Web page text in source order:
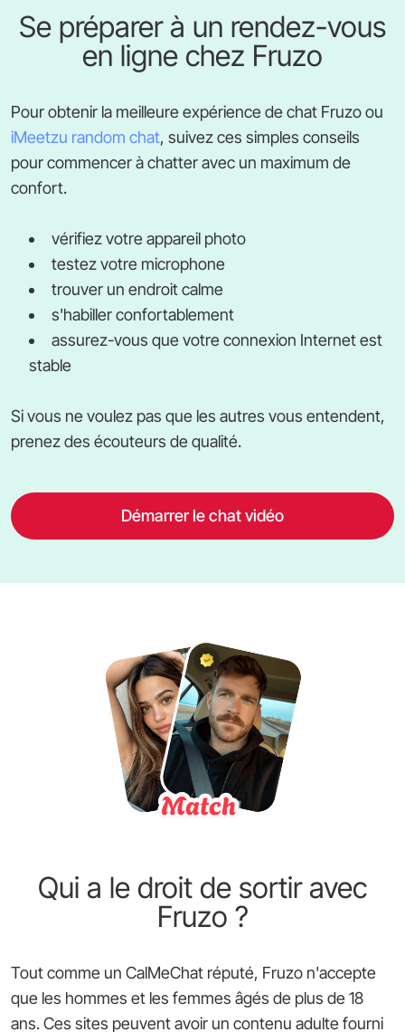
Se préparer à un rendez-vous
en ligne chez Fruzo
Pour obtenir la meilleure expérience de chat Fruzo ou
iMeetzu random chat, suivez ces simples conseils
pour commencer à chatter avec un maximum de
confort.
vérifiez votre appareil photo
testez votre microphone
trouver un endroit calme
s'habiller confortablement
assurez-vous que votre connexion Internet est
stable
Si vous ne voulez pas que les autres vous entendent,
prenez des écouteurs de qualité.
Démarrer le chat vidéo
Qui a le droit de sortir avec
Fruzo ?
Tout comme un CalMeChat réputé, Fruzo n'accepte
que les hommes et les femmes âgés de plus de 18
ans. Ces sites peuvent avoir un contenu adulte fourni